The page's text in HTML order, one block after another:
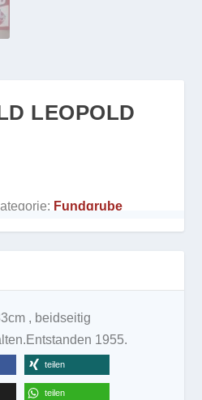
LEOPOLD
Fundgrube
, beidseitig
1955.
teilen
teilen